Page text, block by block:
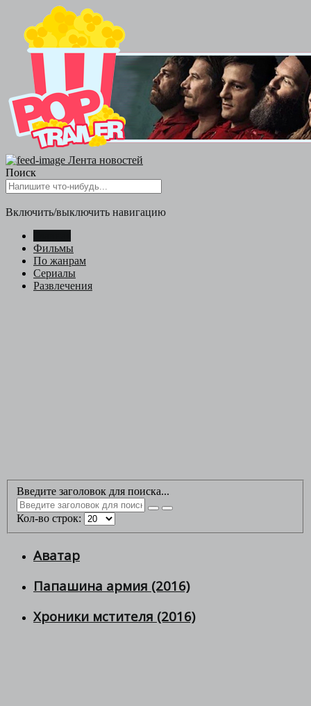
Лента новостей
Поиск
Включить/выключить навигацию
Фильмы
По жанрам
Сериалы
Развлечения
Введите заголовок для поиска...
Кол-во строк:
Аватар
Папашина армия (2016)
Хроники мстителя (2016)